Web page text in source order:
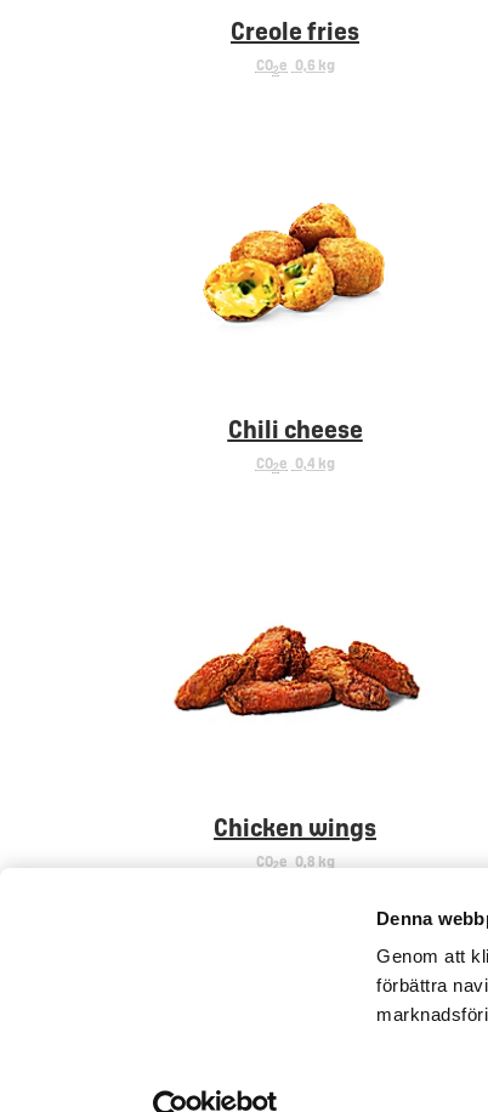
Denna
Genom att
förbättra
Creole fries
CO2e 0,6 kg
Chili cheese
CO2e 0,4 kg
Chicken wings
CO2e 0,8 kg